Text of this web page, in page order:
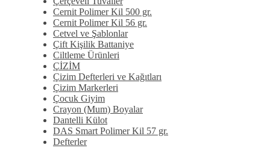
Cernit Polimer Kil 500 gr.
Cernit Polimer Kil 56 gr.
Cetvel ve Şablonlar
Çift Kişilik Battaniye
Ciltleme Ürünleri
ÇİZİM
Çizim Defterleri ve Kağıtları
Çizim Markerleri
Çocuk Giyim
Crayon (Mum) Boyalar
Dantelli Külot
DAS Smart Polimer Kil 57 gr.
Defterler